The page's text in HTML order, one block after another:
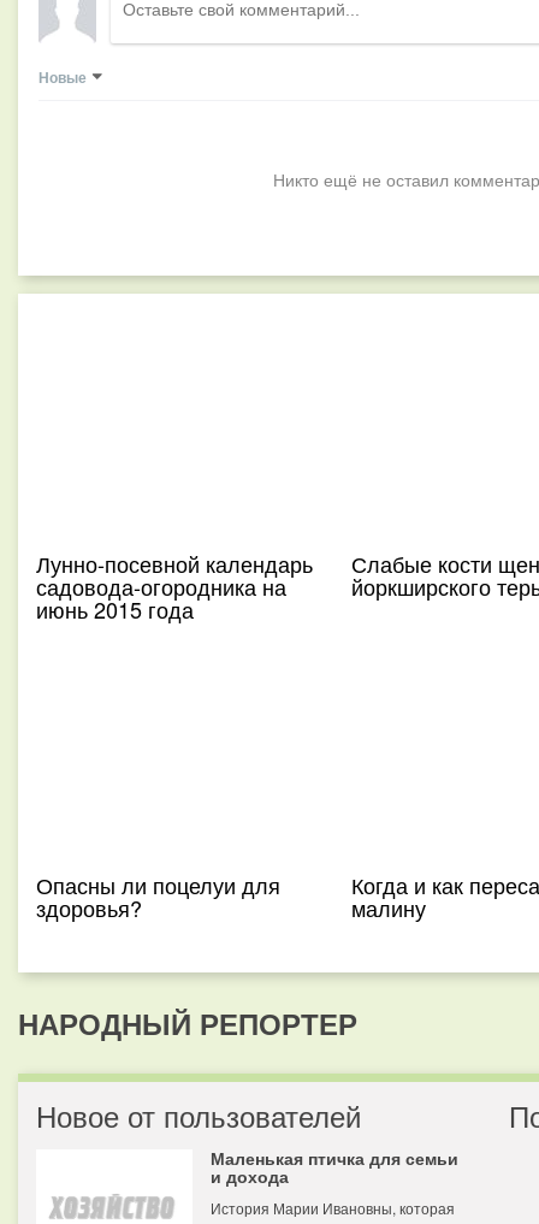
Новые
Никто ещё не оставил
Лунно-посевной календарь
садовода-огородника на
июнь 2015 года
Слабые кости
йоркширского
Опасны ли поцелуи для
здоровья?
Когда и как
малину
НАРОДНЫЙ РЕПОРТЕР
Новое от пользователей
Маленькая птичка для семьи
и дохода
История Марии Ивановны, которая